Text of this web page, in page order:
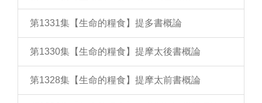
第1331集【生命的糧食】提多書概論
第1330集【生命的糧食】提摩太後書概論
第1328集【生命的糧食】提摩太前書概論